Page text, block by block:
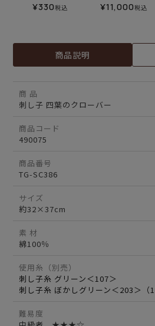
¥330税込 ¥11,000税込
商品説明
商 品
刺し子 四葉のクローバー
商品コード
490075
商品番号
TG-SC386
サイズ
約32×37cm
素 材
綿100％
使用糸（別売）
刺し子糸 グリーン＜107＞
刺し子糸 ぼかしグリーン＜203＞（
難易度